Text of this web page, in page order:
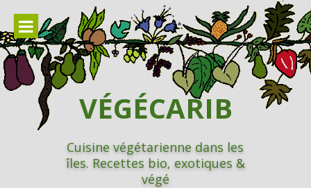
contenu
VÉGÉCARIB
Cuisine végétarienne dans les
îles. Recettes bio, exotiques &
végé